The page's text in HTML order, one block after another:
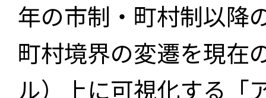
年の市制・町村制以降
町村境界の変遷を現在
ル）上に可視化する「